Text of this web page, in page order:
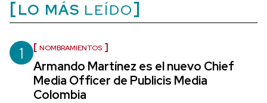
LO MÁS LEÍDO
1 NOMBRAMIENTOS
Armando Martínez es el nuevo Chief
Media Officer de Publicis Media
Colombia